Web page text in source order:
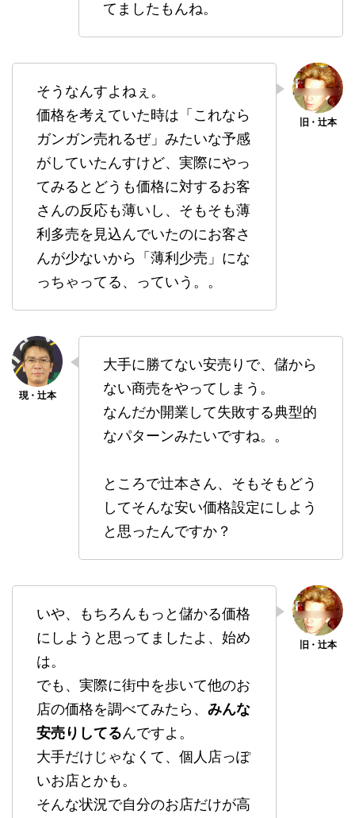
てましたもんね。
そうなんすよねぇ。
価格を考えていた時は「これなら
ガンガン売れるぜ」みたいな予感
がしていたんすけど、実際にやっ
てみるとどうも価格に対するお客
さんの反応も薄いし、そもそも薄
利多売を見込んでいたのにお客さ
んが少ないから「薄利少売」にな
っちゃってる、っていう。。
大手に勝てない安売りで、儲から
ない商売をやってしまう。
なんだか開業して失敗する典型的
なパターンみたいですね。。
ところで辻本さん、そもそもどう
してそんな安い価格設定にしよう
と思ったんですか？
いや、もちろんもっと儲かる価格
にしようと思ってましたよ、始め
は。
でも、実際に街中を歩いて他のお
店の価格を調べてみたら、 みんな
安売りしてるんですよ。
大手だけじゃなくて、個人店っぽ
いお店とかも。
そんな状況で自分のお店だけが高